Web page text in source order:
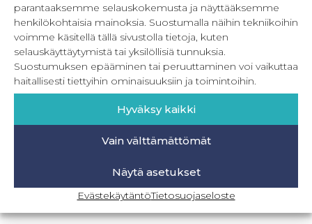
parantaaksemme selauskokemusta ja näyttääksemme
henkilökohtaisia mainoksia. Suostumalla näihin tekniikoihin
voimme käsitellä tällä sivustolla tietoja, kuten
selauskäyttäytymistä tai yksilöllisiä tunnuksia.
Suostumuksen epääminen tai peruuttaminen voi vaikuttaa
haitallisesti tiettyihin ominaisuuksiin ja toimintoihin.
Hyväksy kaikki
Vain välttämättömät
Näytä asetukset
EvästekäytäntöTietosuojaseloste
Metrivetoketjun lukon pujottaminen
Onnistu joustavien vaatteiden ompelussa
Laakasauman ompelu saumurilla
Jujunan ompelubingo heinä-joulukuulle
Retkeilyhousujen materiaalit ja tarvikkeet
BLOGI-SIVULLE